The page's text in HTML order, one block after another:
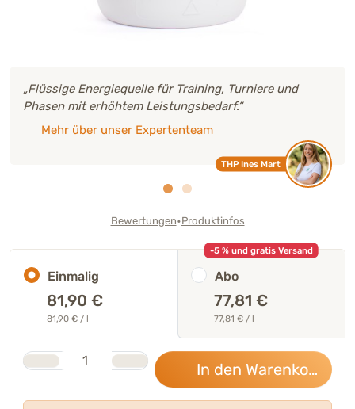
„Flüssige Energiequelle für Training, Turniere und
Phasen mit erhöhtem Leistungsbedarf.“
Mehr über unser Expertenteam
THP Ines Mart
Bewertungen•Produktinfos
Einmalig
81,90 €
81,90 € / l
-5 % und gratis Versand
Abo
77,81 €
77,81 € / l
Anzahl
In den Warenkorb